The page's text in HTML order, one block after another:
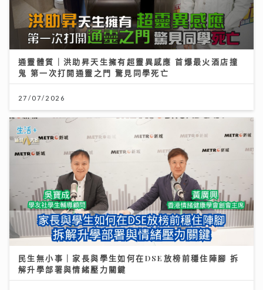
通靈體質｜洪助昇天生擁有超靈異感應 首爆最火酒店撞
鬼 第一次打開通靈之門 驚見同學死亡
27/07/2026
民生無小事｜家長與學生如何在DSE放榜前穩住陣腳 拆
解升學部署與情緒壓力關鍵